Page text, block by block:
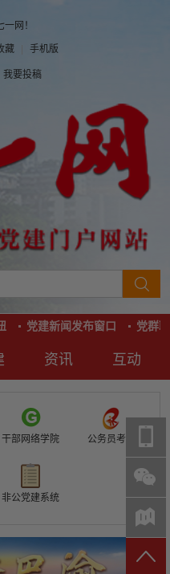
网！
藏 手机版
我要投稿
报道集
装
作
设
资讯
考
识
院
互动
频
公众号
党建新闻发布窗口 党群联
干部网络学院 公务员考试
非公党建系统